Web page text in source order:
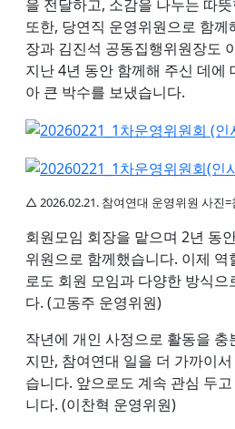
을 전달하고, 소감을 나누는 따
또한, 당연직 운영위원으로 함께
장과 김진석 공동집행위원장도
지난 4년 동안 함께해 주신 데에
아 큰 박수를 보냈습니다.
△ 2026.02.21. 참여연대 운영위원 사진=
회원모임 회장을 맡으며 2년 동
위원으로 함께했습니다. 이제
로도 회원 모임과 다양한 방식으
다. (고동주 운영위원)
작년에 개인 사정으로 활동을 충
지만, 참여연대 일을 더 가까이
습니다. 앞으로도 계속 관심 두
니다. (이찬혁 운영위원)